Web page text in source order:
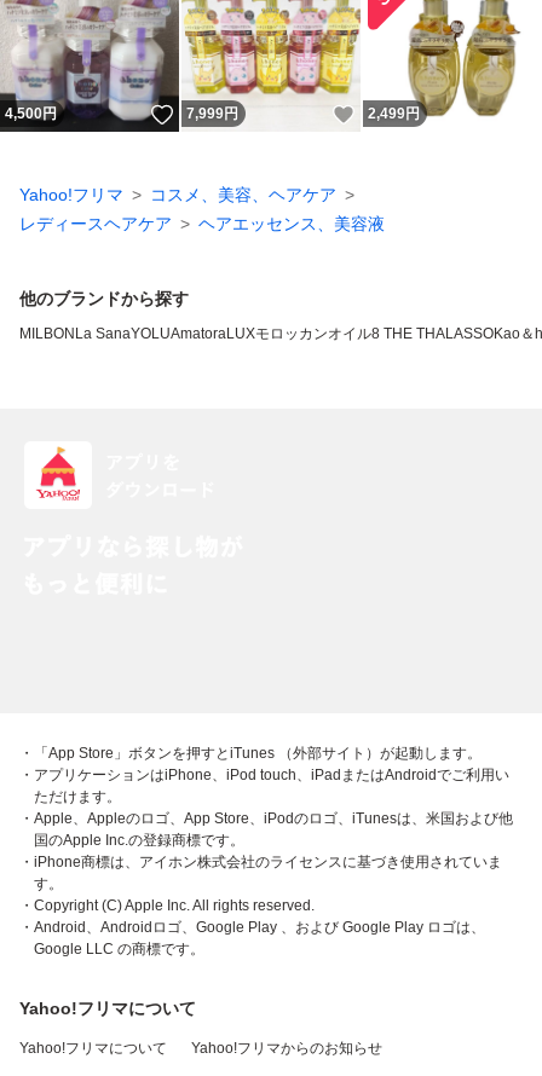
4,500円 いいね！
7,999円 いいね！
2,499円
Yahoo!フリマ
コスメ、美容、ヘアケア
レディースヘアケア
ヘアエッセンス、美容液
他のブランドから探す
MILBON La SanaYOLUAmatoraLUXモロッカンオイル8 THE THALASSOKao＆
・「App Store」ボタンを押すとiTunes （外部サイト）が起動します。
・アプリケーションはiPhone、iPod touch、iPadまたはAndroidでご利用い
ただけます。
・Apple、Appleのロゴ、App Store、iPodのロゴ、iTunesは、米国および他
国のApple Inc.の登録商標です。
・iPhone商標は、アイホン株式会社のライセンスに基づき使用されていま
す。
・Copyright (C) Apple Inc. All rights reserved.
・Android、Androidロゴ、Google Play 、および Google Play ロゴは、
Google LLC の商標です。
Yahoo!フリマについて
Yahoo!フリマについて Yahoo!フリマからのお知らせ